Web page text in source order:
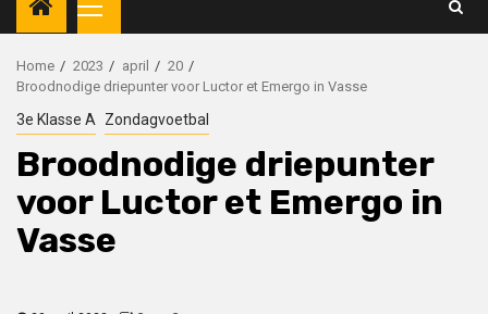
Primary
Menu
Home 2023 april
20
Broodnodige driepunter voor Luctor et Emergo in Vasse
3e Klasse A Zondagvoetbal
Broodnodige driepunter
voor Luctor et Emergo in
Vasse